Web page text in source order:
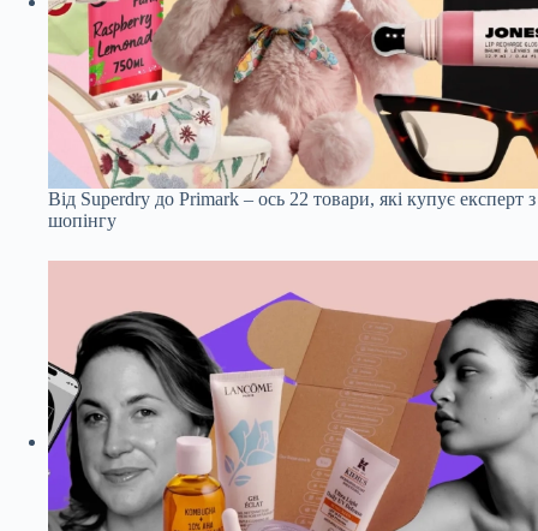
Від Superdry до Primark – ось 22 товари, які купує експерт з
шопінгу